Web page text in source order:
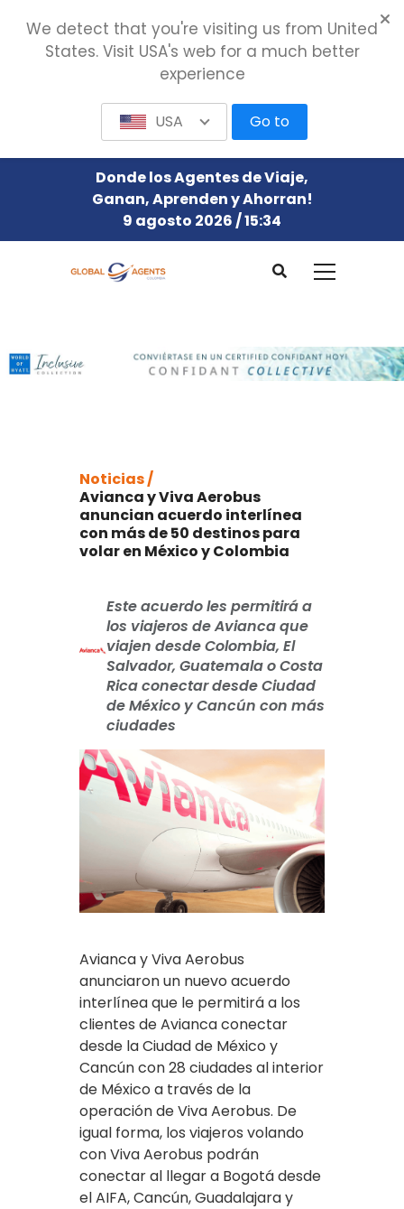
Donde los Agentes de Viaje,
Ganan, Aprenden y Ahorran!
9 agosto 2026 / 15:34
Noticias /
Avianca y Viva Aerobus
anuncian acuerdo interlínea
con más de 50 destinos para
volar en México y Colombia
Este acuerdo les permitirá a
los viajeros de Avianca que
viajen desde Colombia, El
Salvador, Guatemala o Costa
Rica conectar desde Ciudad
de México y Cancún con más
ciudades
Avianca y Viva Aerobus
anunciaron un nuevo acuerdo
interlínea que le permitirá a los
clientes de Avianca conectar
desde la Ciudad de México y
Cancún con 28 ciudades al interior
de México a través de la
operación de Viva Aerobus. De
igual forma, los viajeros volando
con Viva Aerobus podrán
conectar al llegar a Bogotá desde
el AIFA, Cancún, Guadalajara y
We detect that you're visiting us from United
States. Visit USA's web for a much better
experience
USA Go to